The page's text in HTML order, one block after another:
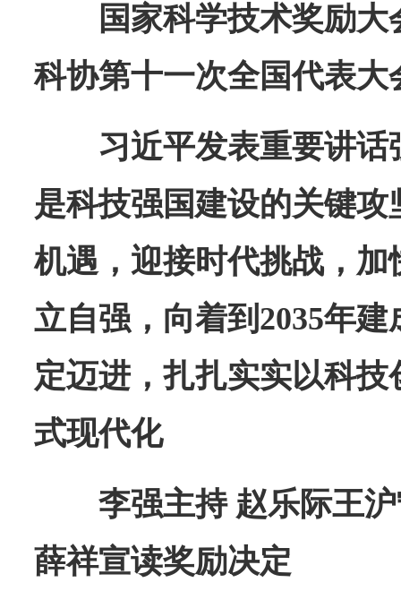
国家科学技术奖励
科协第十一次全国代表大
习近平发表重要讲话
是科技强国建设的关键
机遇，迎接时代挑战，
立自强，向着到2035年
定迈进，扎扎实实以科
式现代化
李强主持 赵乐际王
薛祥宣读奖励决定